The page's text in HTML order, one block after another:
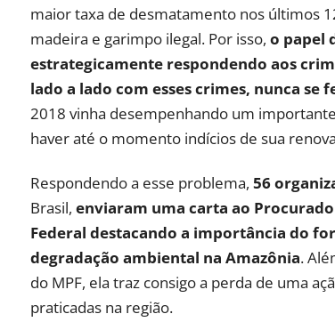
maior taxa de desmatamento nos últimos
madeira e garimpo ilegal. Por isso, o papel
estrategicamente respondendo aos
lado a lado com esses crimes, nunca se
2018 vinha desempenhando um
haver até o momento indícios de sua
Respondendo a esse problema, 56
Brasil, enviaram uma carta ao
Federal destacando a importância do
degradação ambiental na Amazônia.
do MPF, ela traz consigo a perda de uma
praticadas na região.